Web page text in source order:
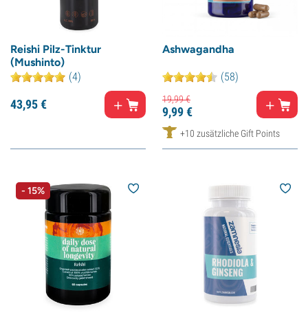
Reishi Pilz-Tinktur
(Mushinto)
(4)
43,95€
Ashwagandha
(58)
19,99€
9,99€
+10 zusätzliche Gift Points
- 15%